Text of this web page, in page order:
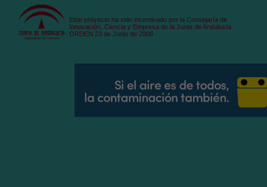
Este proyecto ha sido incentivado por la Consejaría de
Innovación, Ciencia y Empresa de la Junta de Andalucía
ORDEN 23 de Junio de 2008